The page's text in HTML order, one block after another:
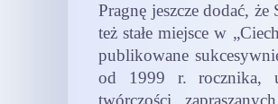
Pragnę jeszcze dodać,
też stałe miejsce w
publikowane
od 1999 r. rocznika,
twórczości